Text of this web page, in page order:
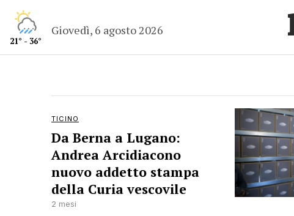
21° - 36°
Giovedì, 6 agosto 2026
TICINO
Da Berna a Lugano:
Andrea Arcidiacono
nuovo addetto stampa
della Curia vescovile
2 mesi